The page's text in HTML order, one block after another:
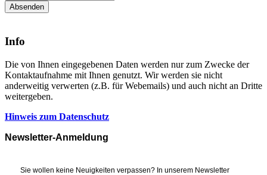
Absenden
Info
Die von Ihnen eingegebenen Daten werden nur zum Zwecke der
Kontaktaufnahme mit Ihnen genutzt. Wir werden sie nicht
anderweitig verwerten (z.B. für Webemails) und auch nicht an Dritte
weitergeben.
Hinweis zum Datenschutz
Newsletter-Anmeldung
Sie wollen keine Neuigkeiten verpassen? In unserem Newsletter